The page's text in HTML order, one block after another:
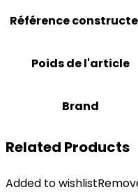
Référence
Poids de l'article
Brand
Related Products
Added to wishlist